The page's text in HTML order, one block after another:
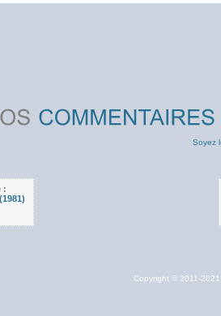
Soyez
:
Copyright © 2011-